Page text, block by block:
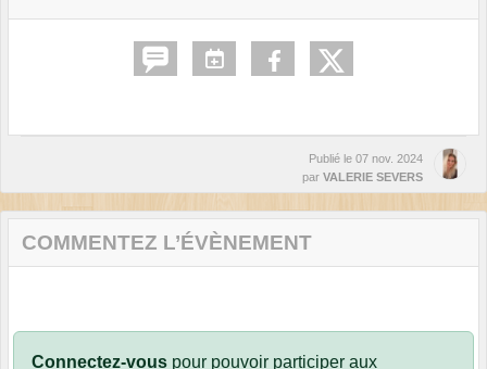
Publié le 07 nov. 2024
par VALERIE SEVERS
COMMENTEZ L’ÉVÈNEMENT
Connectez-vous pour pouvoir participer aux